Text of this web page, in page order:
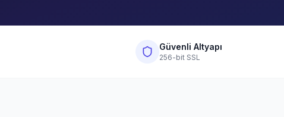
Güvenli Altyapı
256-bit SSL